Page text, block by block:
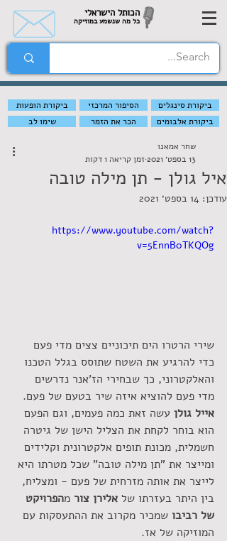
הכותל הישראלי
כל מה שנשמע במוזיקה
ביקורת הופעות הסיפור המרכזי
ביקורת סינגלים
שימו לב
הכר את הזמר ביקורת אלבומים
איל גולן - תן מילה טובה
שחר אמאנו
13 בספט׳ 2021
זמן קריאה 1 דקות
עודכן: 14 בספט׳ 2021
https://www.youtube.com/watch?
v=5EnnB0TKQOg
שירי הרטרו הים תיכוניים צצים מדי פעם
כדי להרגיע את השטח שתוסס בגלל הטכנו
והאלקטרוני, כך שבחירי הז'אנר נדרשים
מדי פעם להוציא איזה שיר בטעם של פעם.
אייל גולן עשה זאת כמה פעמים, וגם הפעם
הוא בוחר לקחת את הצליל הישן של גיטרה
חשמלית, מכונת תופים אלקטרונית וקלידים
ומייצר את "תן מילה טובה" שכל מטרתו היא
לייצר את אותה מזרחית של פעם - ומצליח,
בין היתר בעזרתו של אלירן צור מהפרויקט
של רביבו שמכיר מקרוב את ההתעסקות עם
המוזיקה של אז.